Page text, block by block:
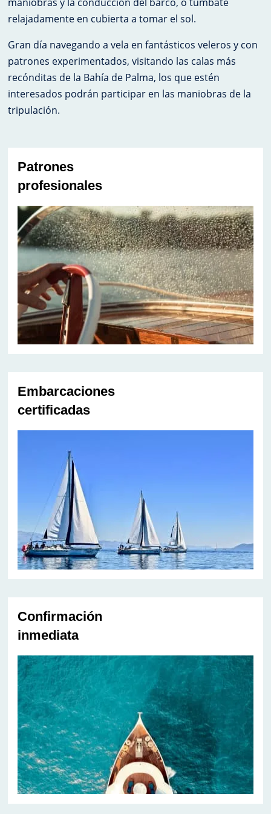
relajadamente en cubierta a tomar el sol.
​Gran día navegando a vela en fantásticos veleros y con
patrones experimentados, visitando las calas más
recónditas de la Bahía de Palma, los que estén
interesados podrán participar en las maniobras de la
tripulación.
Patrones
profesionales
Embarcaciones
certificadas
Confirmación
inmediata